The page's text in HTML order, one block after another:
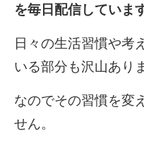
を毎日配信していま
日々の生活習慣や考
いる部分も沢山あり
なのでその習慣を変
せん。